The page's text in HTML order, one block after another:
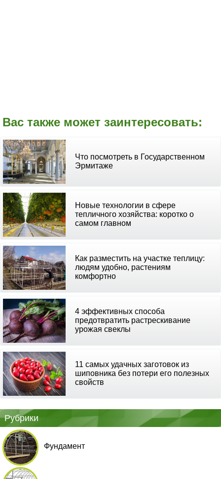
Вас также может заинтересовать:
Что посмотреть в Государственном
Эрмитаже
Новые технологии в сфере
тепличного хозяйства: коротко о
самом главном
Как разместить на участке теплицу:
людям удобно, растениям
комфортно
4 эффективных способа
предотвратить растрескивание
урожая свеклы
11 самых удачных заготовок из
шиповника без потери его полезных
свойств
Рубрики
Фундамент